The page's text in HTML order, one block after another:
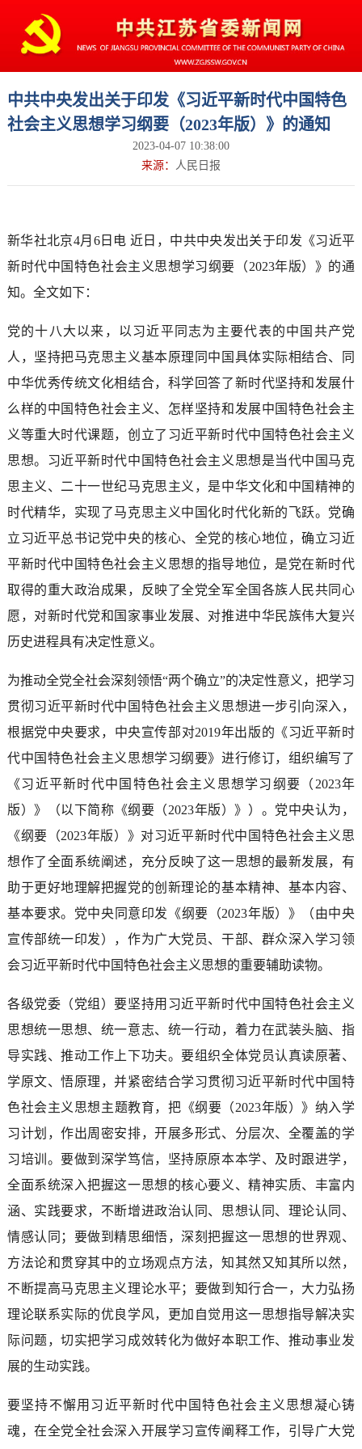
中共中央发出关于印发《习近平新时代中国特色
社会主义思想学习纲要（2023年版）》的通知
2023-04-07 10:38:00
来源：
人民日报
新华社北京4月6日电 近日，中共中央发出关于印发《习近平
新时代中国特色社会主义思想学习纲要（2023年版）》的通
知。全文如下：
党的十八大以来，以习近平同志为主要代表的中国共产党
人，坚持把马克思主义基本原理同中国具体实际相结合、同
中华优秀传统文化相结合，科学回答了新时代坚持和发展什
么样的中国特色社会主义、怎样坚持和发展中国特色社会主
义等重大时代课题，创立了习近平新时代中国特色社会主义
思想。习近平新时代中国特色社会主义思想是当代中国马克
思主义、二十一世纪马克思主义，是中华文化和中国精神的
时代精华，实现了马克思主义中国化时代化新的飞跃。党确
立习近平总书记党中央的核心、全党的核心地位，确立习近
平新时代中国特色社会主义思想的指导地位，是党在新时代
取得的重大政治成果，反映了全党全军全国各族人民共同心
愿，对新时代党和国家事业发展、对推进中华民族伟大复兴
历史进程具有决定性意义。
为推动全党全社会深刻领悟“两个确立”的决定性意义，把学习
贯彻习近平新时代中国特色社会主义思想进一步引向深入，
根据党中央要求，中央宣传部对2019年出版的《习近平新时
代中国特色社会主义思想学习纲要》进行修订，组织编写了
《习近平新时代中国特色社会主义思想学习纲要（2023年
版）》（以下简称《纲要（2023年版）》）。党中央认为，
《纲要（2023年版）》对习近平新时代中国特色社会主义思
想作了全面系统阐述，充分反映了这一思想的最新发展，有
助于更好地理解把握党的创新理论的基本精神、基本内容、
基本要求。党中央同意印发《纲要（2023年版）》（由中央
宣传部统一印发），作为广大党员、干部、群众深入学习领
会习近平新时代中国特色社会主义思想的重要辅助读物。
各级党委（党组）要坚持用习近平新时代中国特色社会主义
思想统一思想、统一意志、统一行动，着力在武装头脑、指
导实践、推动工作上下功夫。要组织全体党员认真读原著、
学原文、悟原理，并紧密结合学习贯彻习近平新时代中国特
色社会主义思想主题教育，把《纲要（2023年版）》纳入学
习计划，作出周密安排，开展多形式、分层次、全覆盖的学
习培训。要做到深学笃信，坚持原原本本学、及时跟进学，
全面系统深入把握这一思想的核心要义、精神实质、丰富内
涵、实践要求，不断增进政治认同、思想认同、理论认同、
情感认同；要做到精思细悟，深刻把握这一思想的世界观、
方法论和贯穿其中的立场观点方法，知其然又知其所以然，
不断提高马克思主义理论水平；要做到知行合一，大力弘扬
理论联系实际的优良学风，更加自觉用这一思想指导解决实
际问题，切实把学习成效转化为做好本职工作、推动事业发
展的生动实践。
要坚持不懈用习近平新时代中国特色社会主义思想凝心铸
魂，在全党全社会深入开展学习宣传阐释工作，引导广大党